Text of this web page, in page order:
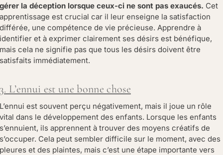
gérer la déception lorsque ceux-ci ne sont pas exaucés. Cet
apprentissage est crucial car il leur enseigne la satisfaction
différée, une compétence de vie précieuse. Apprendre à
identifier et à exprimer clairement ses désirs est bénéfique,
mais cela ne signifie pas que tous les désirs doivent être
satisfaits immédiatement.
3. L’ennui est une bonne chose
L’ennui est souvent perçu négativement, mais il joue un rôle
vital dans le développement des enfants. Lorsque les enfants
s’ennuient, ils apprennent à trouver des moyens créatifs de
s’occuper. Cela peut sembler difficile sur le moment, avec des
pleures et des plaintes, mais c’est une étape importante vers